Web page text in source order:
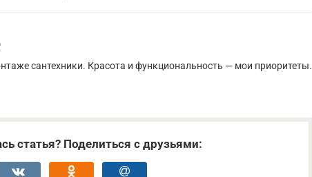
сантехники. Красота и функциональность — мои приоритеты.
статья? Поделиться с друзьями: